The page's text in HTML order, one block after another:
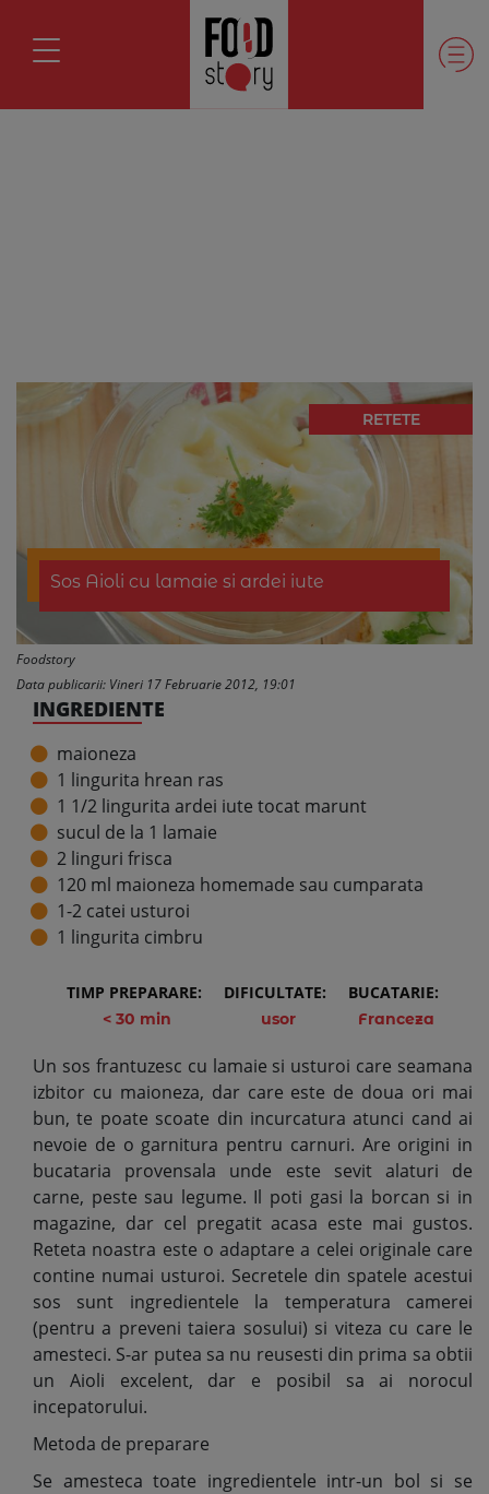
RETETE
Sos Aioli cu lamaie si ardei iute
Foodstory
Data publicarii: Vineri 17 Februarie 2012, 19:01
TIMP PREPARARE:
< 30 min
DIFICULTATE:
usor
BUCATARIE:
Franceza
Un sos frantuzesc cu lamaie si usturoi care seamana
izbitor cu maioneza, dar care este de doua ori mai
bun, te poate scoate din incurcatura atunci cand ai
nevoie de o garnitura pentru carnuri. Are origini in
bucataria provensala unde este sevit alaturi de
carne, peste sau legume. Il poti gasi la borcan si in
magazine, dar cel pregatit acasa este mai gustos.
Reteta noastra este o adaptare a celei originale care
contine numai usturoi. Secretele din spatele acestui
sos sunt ingredientele la temperatura camerei
(pentru a preveni taiera sosului) si viteza cu care le
amesteci. S-ar putea sa nu reusesti din prima sa obtii
un Aioli excelent, dar e posibil sa ai norocul
incepatorului.
Metoda de preparare
Se amesteca toate ingredientele intr-un bol si se
INGREDIENTE
maioneza
1 lingurita hrean ras
1 1/2 lingurita ardei iute tocat marunt
sucul de la 1 lamaie
2 linguri frisca
120 ml maioneza homemade sau cumparata
1-2 catei usturoi
1 lingurita cimbru